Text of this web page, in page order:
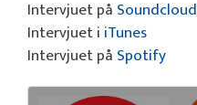
Intervjuet på Soundcloud
Intervjuet i iTunes
Intervjuet på Spotify